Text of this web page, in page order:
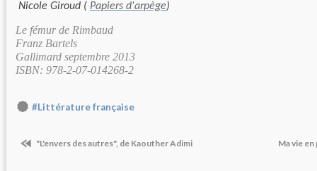
Nicole Giroud ( Papiers d'arpège)
Le fémur de Rimbaud
Franz Bartels
Gallimard septembre 2013
ISBN: 978-2-07-014268-2
#Littérature française
"L'envers des autres", de Kaouther Adimi Ma vie